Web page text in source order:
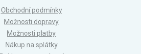
Obchodní podmínky
Možnosti dopravy
Možnosti platby
Nákup na splátky